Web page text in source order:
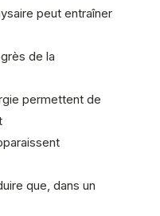
peut entraîner
de la
permettent de
que, dans un